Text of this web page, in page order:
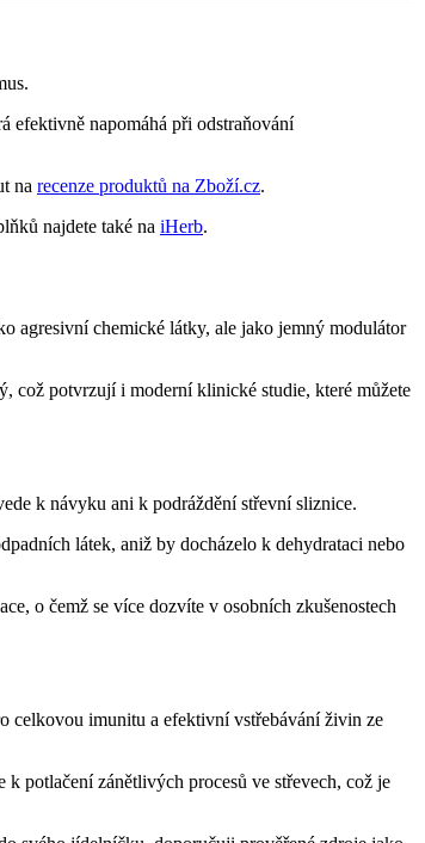
efektivně napomáhá při odstraňování
na recenze produktů na Zboží.cz.
najdete také na iHerb.
agresivní chemické látky, ale jako jemný modulátor
což potvrzují i moderní klinické studie, které můžete
k návyku ani k podráždění střevní sliznice.
látek, aniž by docházelo k dehydrataci nebo
o čemž se více dozvíte v osobních zkušenostech
celkovou imunitu a efektivní vstřebávání živin ze
potlačení zánětlivých procesů ve střevech, což je